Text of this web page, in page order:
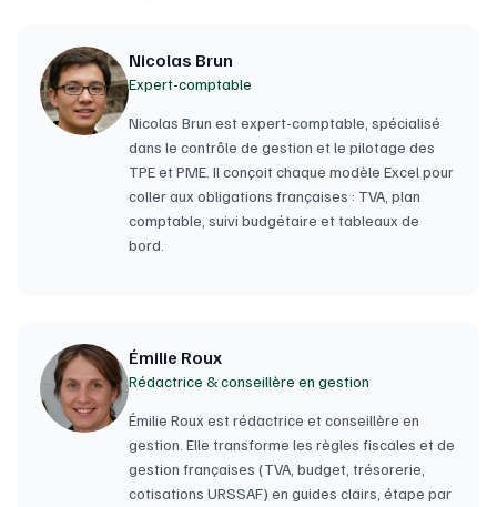
Nicolas Brun
Expert-comptable
Nicolas Brun est expert-comptable, spécialisé
dans le contrôle de gestion et le pilotage des
TPE et PME. Il conçoit chaque modèle Excel pour
coller aux obligations françaises : TVA, plan
comptable, suivi budgétaire et tableaux de
bord.
Émilie Roux
Rédactrice & conseillère en gestion
Émilie Roux est rédactrice et conseillère en
gestion. Elle transforme les règles fiscales et de
gestion françaises (TVA, budget, trésorerie,
cotisations URSSAF) en guides clairs, étape par